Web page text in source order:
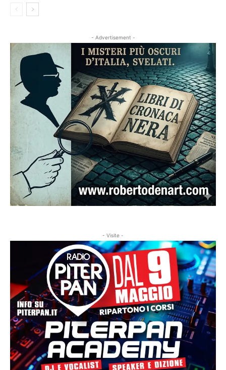
- Advertisement -
- Visite -